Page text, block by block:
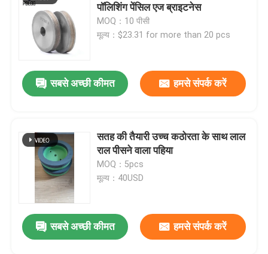
पॉलिशिंग पेंसिल एज ब्राइटनेस
MOQ：10 पीसी
मूल्य：$23.31 for more than 20 pcs
सबसे अच्छी कीमत हमसे संपर्क करें
सतह की तैयारी उच्च कठोरता के साथ लाल
राल पीसने वाला पहिया
MOQ：5pcs
मूल्य：40USD
सबसे अच्छी कीमत हमसे संपर्क करें